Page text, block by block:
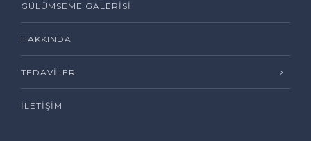
GÜLÜMSEME GALERISI
HAKKINDA
TEDAVILER
İLETIŞIM